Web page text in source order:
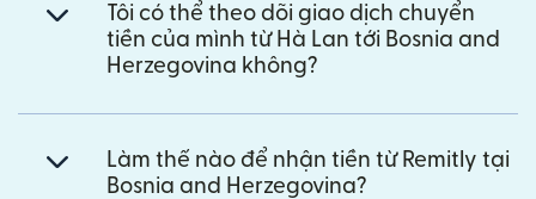
Tôi có thể theo dõi giao dịch chuyển
tiền của mình từ Hà Lan tới Bosnia and
Herzegovina không?
Làm thế nào để nhận tiền từ Remitly tại
Bosnia and Herzegovina?